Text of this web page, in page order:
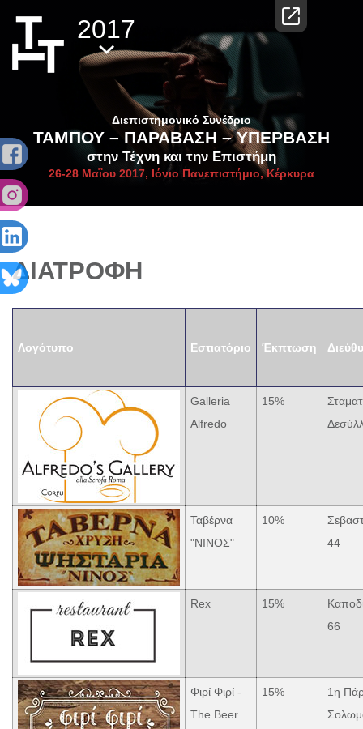
2017
Διεπιστημονικό Συνέδριο
ΤΑΜΠΟΥ – ΠΑΡΑΒΑΣΗ – ΥΠΕΡΒΑΣΗ
στην Τέχνη και την Επιστήμη
26-28 Μαΐου 2017, Ιόνιο Πανεπιστήμιο, Κέρκυρα
ΔΙΑΤΡΟΦΗ
Λογότυπο Εστιατόριο Έκπτωση
Galleria
Alfredo
15%
Ταβέρνα
"ΝΙΝΟΣ"
10%
44
Rex 15%
66
Φιρί Φιρί -
The Beer
15%
1η